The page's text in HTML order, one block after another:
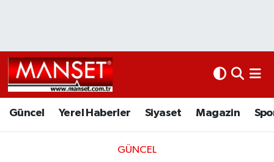
Güncel Yerel Haberler Siyaset Magazin
GÜNCEL
Kültür Sanat
Magazin
Yerel Haberler
Siyaset
Hava Durumu
Namaz Vakitleri